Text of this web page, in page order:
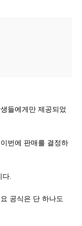
들에게만 제공되었
번에 판매를 결정하
다.
공식은 단 하나도